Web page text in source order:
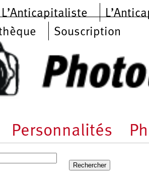
principal
L’Anticapitaliste
Souscription
Personnalités